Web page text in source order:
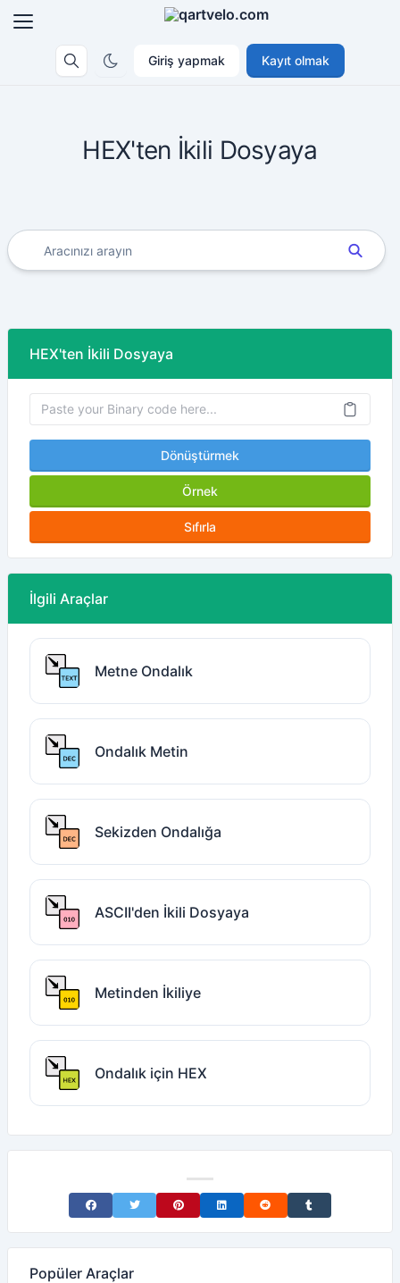
Giriş yapmak Kayıt olmak
HEX'ten İkili Dosyaya
HEX'ten İkili Dosyaya
Dönüştürmek
Örnek
Sıfırla
İlgili Araçlar
Metne Ondalık
Ondalık Metin
Sekizden Ondalığa
ASCII'den İkili Dosyaya
Metinden İkiliye
Ondalık için HEX
Share on Facebook
Share on TwitterShare on Pinterest
Share on LinkedIn
Share on RedditShare on Tumblr
Popüler Araçlar